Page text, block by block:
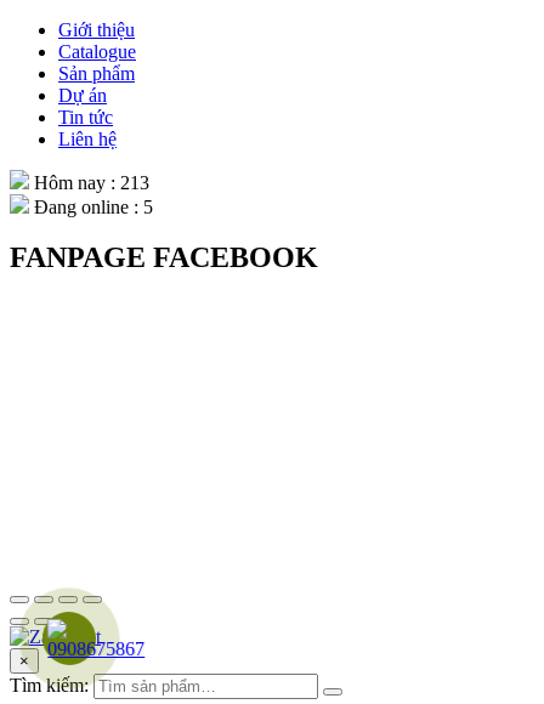
Giới thiệu
Catalogue
Sản phẩm
Dự án
Tin tức
Liên hệ
Hôm nay : 213
Đang online : 5
FANPAGE FACEBOOK
×
Tìm kiếm: